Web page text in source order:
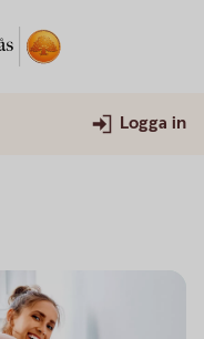
Logga in